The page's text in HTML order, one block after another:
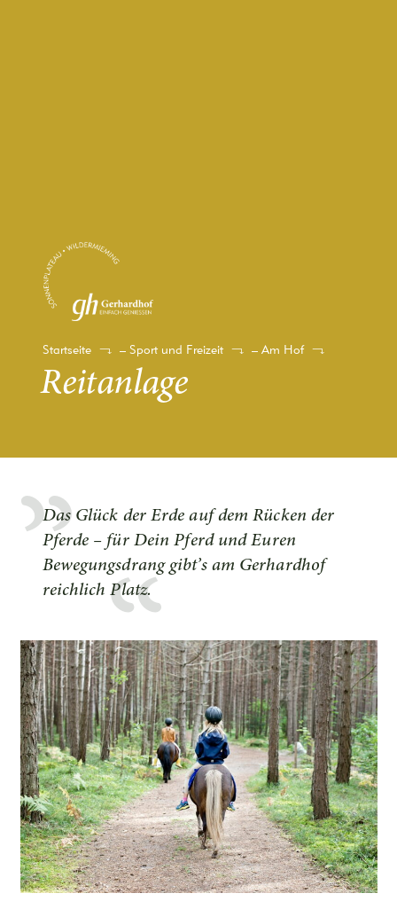
Startseite – Sport und Freizeit – Am Hof
Reitanlage
Das Glück der Erde auf dem Rücken der
Pferde – für Dein Pferd und Euren
Bewegungsdrang gibt’s am Gerhardhof
reichlich Platz.